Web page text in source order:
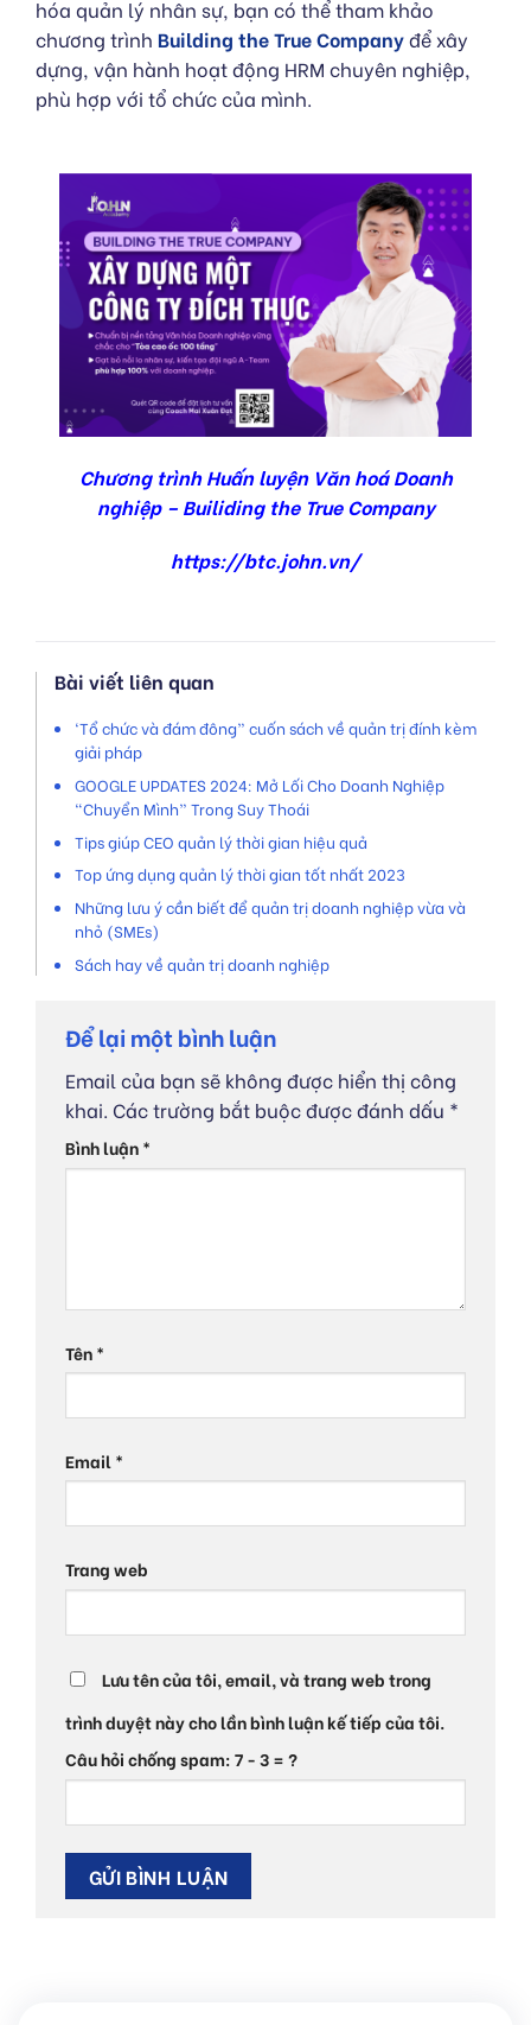
hóa quản lý nhân sự, bạn có thể tham khảo
chương trình Building the True Companyđể xây
dựng, vận hành hoạt động HRM chuyên nghiệp,
phù hợp với tổ chức của mình.
Chương trình Huấn luyện Văn hoá Doanh
nghiệp – Builiding the True Company
https://btc.john.vn/
Bài viết liên quan
‘Tổ chức và đám đông” cuốn sách về quản trị đính kèm
giải pháp
GOOGLE UPDATES 2024: Mở Lối Cho Doanh Nghiệp
“Chuyển Mình” Trong Suy Thoái
Tips giúp CEO quản lý thời gian hiệu quả
Top ứng dụng quản lý thời gian tốt nhất 2023
Những lưu ý cần biết để quản trị doanh nghiệp vừa và
nhỏ (SMEs)
Sách hay về quản trị doanh nghiệp
Để lại một bình luận
Email của bạn sẽ không được hiển thị công
khai. Các trường bắt buộc được đánh dấu *
Bình luận*
Tên*
Email *
Trang web
Lưu tên của tôi, email, và trang web trong
trình duyệt này cho lần bình luận kế tiếp của tôi.
Câu hỏi chống spam: 7 - 3 = ?